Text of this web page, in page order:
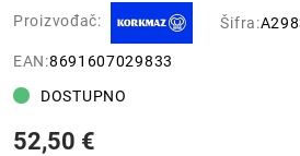
Proizvođač: Šifra:
EAN:8691607029833
DOSTUPNO
52,50 €